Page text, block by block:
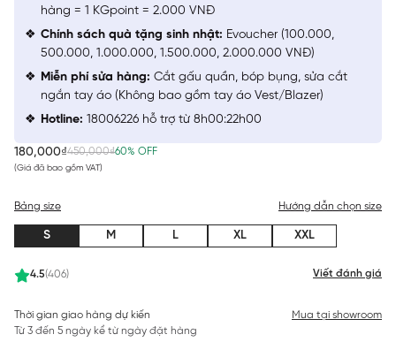
180,000₫450,000₫60% OFF
(Giá đã bao gồm VAT)
4.5(406) Viết đánh giá
Bảng size Hướng dẫn chọn size
S M L XL XXL
Thời gian giao hàng dự kiến
Từ 3 đến 5 ngày kể từ ngày đặt hàng
Mua tại showroom
hàng = 1 KGpoint = 2.000 VNĐ
Chính sách quà tặng sinh nhật: Evoucher (100.000,
500.000, 1.000.000, 1.500.000, 2.000.000 VNĐ)
Miễn phí sửa hàng: Cắt gấu quần, bóp bụng, sửa cắt
ngắn tay áo (Không bao gồm tay áo Vest/Blazer)
Hotline: 18006226 hỗ trợ từ 8h00:22h00